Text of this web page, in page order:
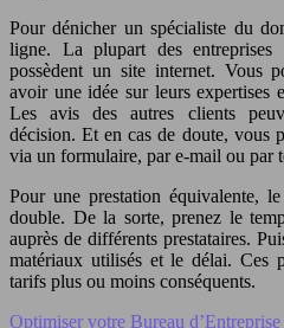
Pour dénicher un spécialiste du
ligne. La plupart des
possèdent un site internet. Vous
avoir une idée sur leurs expertises
Les avis des autres clients
décision. Et en cas de doute, vous
via un formulaire, par e-mail ou par
Pour une prestation équivalente,
double. De la sorte, prenez le
auprès de différents prestataires.
matériaux utilisés et le délai. Ces
tarifs plus ou moins conséquents.
Optimiser votre Bureau